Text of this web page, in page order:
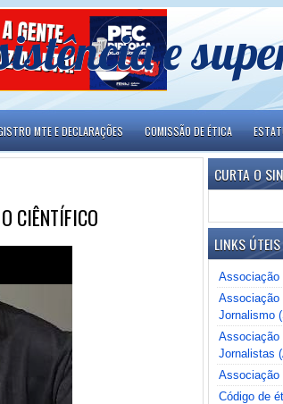
e
MTE E DECLARAÇÕES COMISSÃO DE ÉTICA
CIÊNTÍFICO
CURTA O
LINKS ÚTEIS
Associação
Associação
Jornalismo
Associação
Jornalistas
Associação
Código de